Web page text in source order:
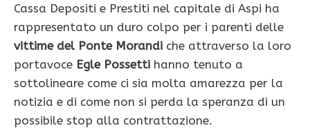
Cassa Depositi e Prestiti nel capitale di Aspi ha
rappresentato un duro colpo per i parenti delle
vittime del Ponte Morandi che attraverso la loro
portavoce Egle Possetti hanno tenuto a
sottolineare come ci sia molta amarezza per la
notizia e di come non si perda la speranza di un
possibile stop alla contrattazione.